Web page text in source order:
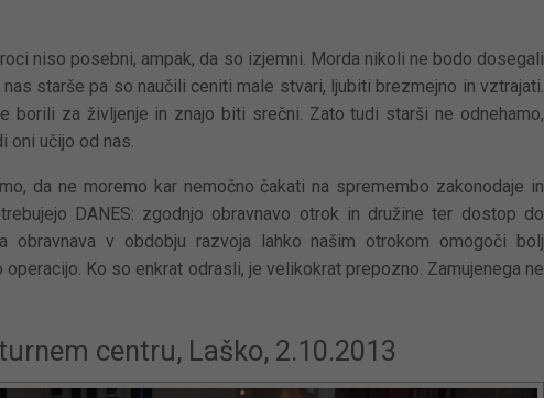
niso posebni, ampak, da so izjemni. Morda nikoli ne bodo dosegali
starše pa so naučili ceniti male stvari, ljubiti brezmejno in vztrajati.
za življenje in znajo biti srečni. Zato tudi starši ne odnehamo,
oni učijo od nas.
da ne moremo kar nemočno čakati na spremembo zakonodaje in
DANES: zgodnjo obravnavo otrok in družine ter dostop do
obravnava v obdobju razvoja lahko našim otrokom omogoči bolj
Ko so enkrat odrasli, je velikokrat prepozno. Zamujenega ne
centru, Laško, 2.10.2013